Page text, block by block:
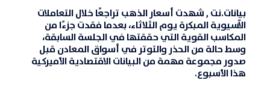
بيانات.نت,شهدتأسعار الذهبتراجعًا خلال التعاملات
الآسيوية المبكرة يوم الثلاثاء، بعدما فقدت جزءًا من
المكاسب القوية التي حققتها في الجلسة السابقة،
وسط حالة من الحذر والتوتر في أسواق المعادن قبل
صدور مجموعة مهمة من البيانات الاقتصادية الأميركية
هذا الأسبوع.